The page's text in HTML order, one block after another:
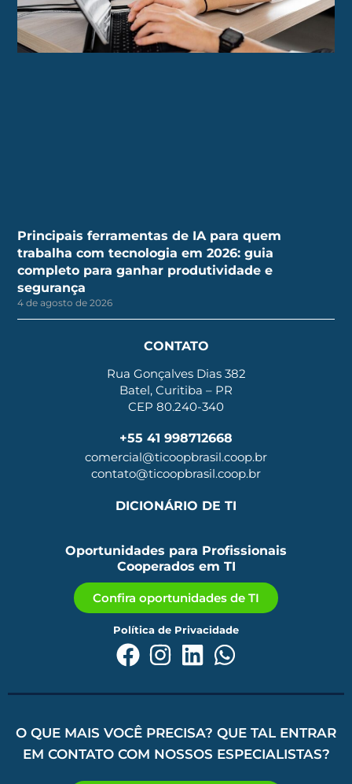
Principais ferramentas de IA para quem
trabalha com tecnologia em 2026: guia
completo para ganhar produtividade e
segurança
4 de agosto de 2026
CONTATO
Rua Gonçalves Dias 382
Batel, Curitiba – PR
CEP 80.240-340
+55 41 998712668
comercial@ticoopbrasil.coop.br
contato@ticoopbrasil.coop.br
DICIONÁRIO DE TI
Oportunidades para Profissionais
Cooperados em TI
Confira oportunidades de TI
Política de Privacidade
O QUE MAIS VOCÊ PRECISA? QUE TAL ENTRAR
EM CONTATO COM NOSSOS ESPECIALISTAS?